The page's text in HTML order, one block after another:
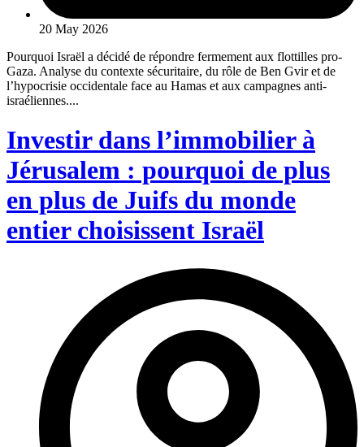
20 May 2026
Pourquoi Israël a décidé de répondre fermement aux flottilles pro-
Gaza. Analyse du contexte sécuritaire, du rôle de Ben Gvir et de
l’hypocrisie occidentale face au Hamas et aux campagnes anti-
israéliennes....
Investir dans l’immobilier à
Jérusalem : pourquoi de plus
en plus de Juifs du monde
entier choisissent Israël